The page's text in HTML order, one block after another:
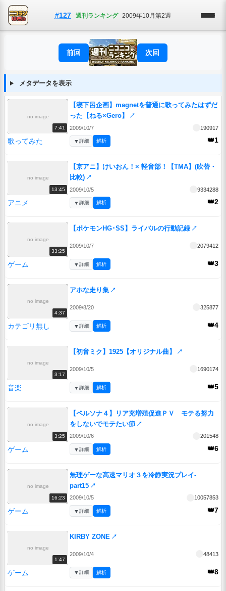
#127 週刊ランキング 2009年10月第2週
前回 次回
メタデータを表示
no image
7:41
【寝下呂企画】magnetを普通に歌ってみたはずだ
った【ねる×Gero】
↗
2009/10/7 190917
歌ってみた 👑1
▼詳細 解析
no image
13:45
【京アニ】けいおん！× 軽音部！【TMA】(吹替・
比較) ↗
2009/10/5 9334288
アニメ 👑2
▼詳細 解析
no image
33:25
【ポケモンHG･SS】ライバルの行動記録 ↗
2009/10/7 2079412
ゲーム 👑3
▼詳細 解析
no image
4:37
アホな走り集 ↗
2009/8/20 325877
カテゴリ無し 👑4
▼詳細 解析
no image
3:17
【初音ミク】1925【オリジナル曲】 ↗
2009/10/5 1690174
音楽 👑5
▼詳細 解析
no image
3:25
【ペルソナ４】リア充増殖促進ＰＶ モテる努力
をしないでモテたい節 ↗
2009/10/6 201548
ゲーム 👑6
▼詳細 解析
no image
16:23
無理ゲーな高速マリオ３を冷静実況プレイ-
part15 ↗
2009/10/5 10057853
ゲーム 👑7
▼詳細 解析
no image
1:47
KIRBY ZONE ↗
2009/10/4 48413
ゲーム 👑8
▼詳細 解析